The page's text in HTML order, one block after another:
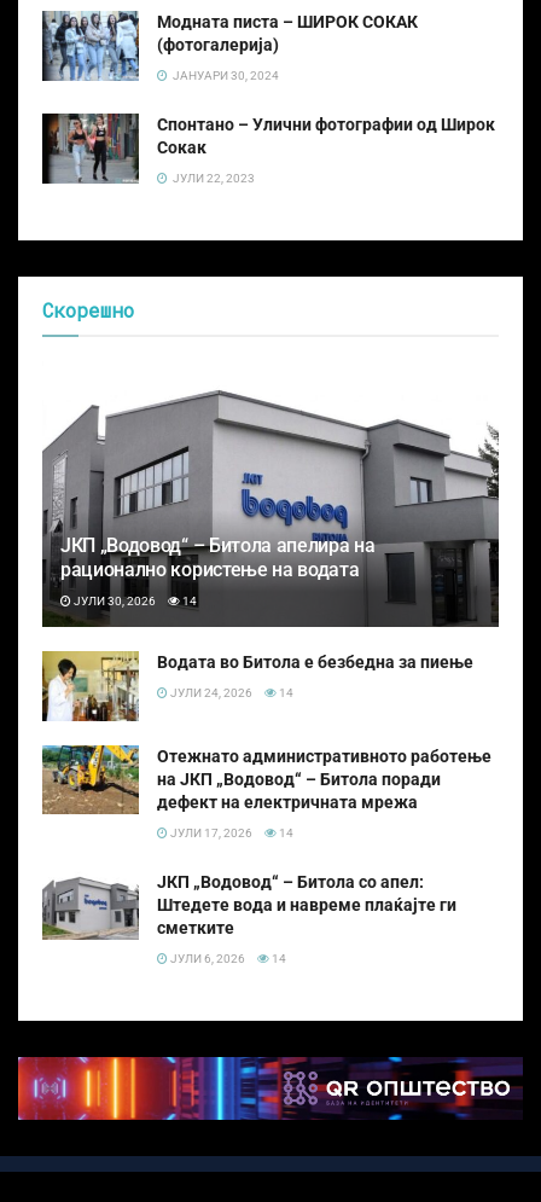
Модната писта – ШИРОК СОКАК
(фотогалерија)
ЈАНУАРИ 30, 2024
Спонтано – Улични фотографии од Широк
Сокак
ЈУЛИ 22, 2023
Скорешно
ЈКП „Водовод“ – Битола апелира на
рационално користење на водата
ЈУЛИ 30, 2026 14
Водата во Битола е безбедна за пиење
ЈУЛИ 24, 2026 14
Отежнато административното работење
на ЈКП „Водовод“ – Битола поради
дефект на електричната мрежа
ЈУЛИ 17, 2026 14
ЈКП „Водовод“ – Битола со апел:
Штедете вода и навреме плаќајте ги
сметките
ЈУЛИ 6, 2026 14